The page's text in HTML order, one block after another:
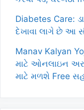
Diabetes Care:
દેખાવા લાગે છે આ
Manav Kalyan
માટે ઓનલાઇન
માટે મળશે Free